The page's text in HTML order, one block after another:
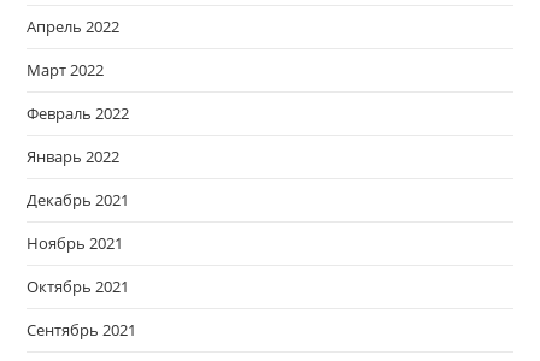
Апрель 2022
Март 2022
Февраль 2022
Январь 2022
Декабрь 2021
Ноябрь 2021
Октябрь 2021
Сентябрь 2021